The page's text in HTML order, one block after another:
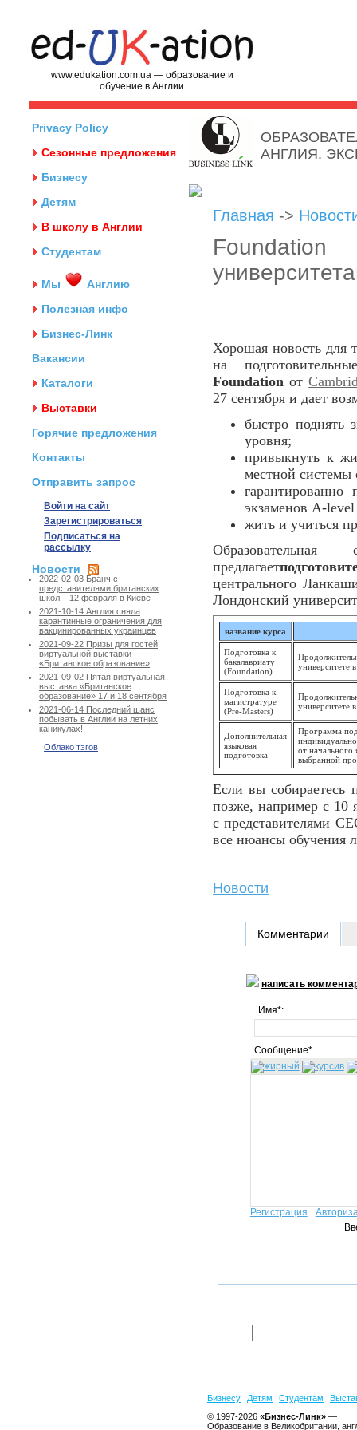
www.edukation.com.ua — образование и
обучение в Англии
Privacy Policy
Сезонные предложения
Бизнесу
Детям
В школу в Англии
Студентам
Мы
Англию
Полезная инфо
Бизнес-Линк
Вакансии
Каталоги
Выставки
Горячие предложения
Контакты
Отправить запрос
Войти на сайт
Зарегистрироваться
Подписаться на
рассылку
Новости
2022-02-03 Бранч с
представителями британских
школ – 12 февраля в Киеве
2021-10-14 Англия сняла
карантинные ограничения для
вакцинированных украинцев
2021-09-22 Призы для гостей
виртуальной выставки
«Британское образование»
2021-09-02 Пятая виртуальная
выставка «Британское
образование» 17 и 18 сентября
2021-06-14 Последний шанс
побывать в Англии на летних
каникулах!
Облако тэгов
АНГЛИЯ.
Главная ->
Хорошая новость для
на
Foundation от
27 сентября и дает
быстро поднять
уровня;
привыкнуть к
местной системы
гарантированно
экзаменов A-
жить и учиться
Образовательная
предлагает
центрального
Лондонский
название курса
Подготовка к
бакалавриату
(Foundation)
университете
Подготовка к
магистратуре
(Pre-Masters)
университете
Дополнительная
языковая
подготовка
Программа
от начального
выбранной
Если вы собираетесь
позже, например с 10
с представителями
все нюансы обучения
Новости
Комментарии
написать
Имя*:
Сообщение*
Регистрация
Бизнесу Детям Студентам
© 1997-2026 «Бизнес-Линк» —
Образование в Великобритании,